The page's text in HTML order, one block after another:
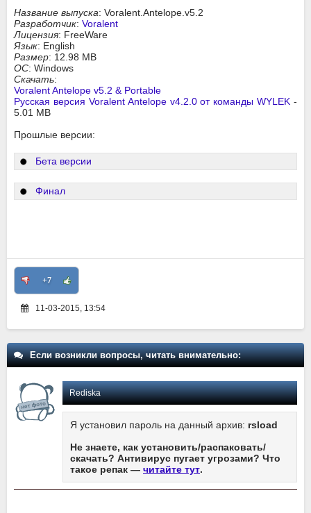
Название выпуска: Voralent.Antelope.v5.2
Разработчик: Voralent
Лицензия: FreeWare
Язык: English
Размер: 12.98 MB
ОС: Windows
Скачать:
Voralent Antelope v5.2 & Portable
Русская версия Voralent Antelope v4.2.0 от команды WYLEK -
5.01 MB
Прошлые версии:
Бета версии
Финал
+7
11-03-2015, 13:54
Если возникли вопросы, читать внимательно:
Rediska
Я установил пароль на данный архив: rsload
Не знаете, как установить/распаковать/
скачать? Антивирус пугает угрозами? Что
такое репак — читайте тут.